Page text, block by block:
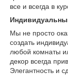
все и всегда в
Мы не просто
создать
любой комнаты
декор всегда
Элегантность и